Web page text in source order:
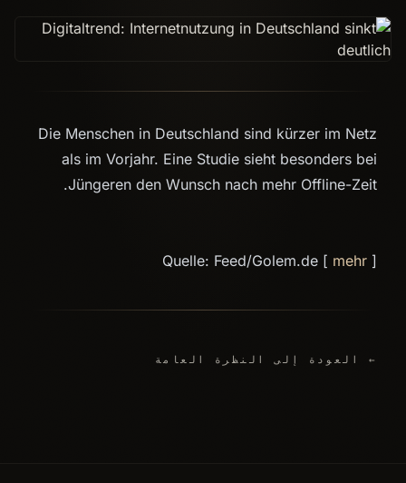
Die Menschen in Deutschland sind kürzer im Netz
als im Vorjahr. Eine Studie sieht besonders bei
Jüngeren den Wunsch nach mehr Offline-Zeit.
Quelle: Feed/Golem.de [ mehr ]
← العودة إلى النظرة العامة